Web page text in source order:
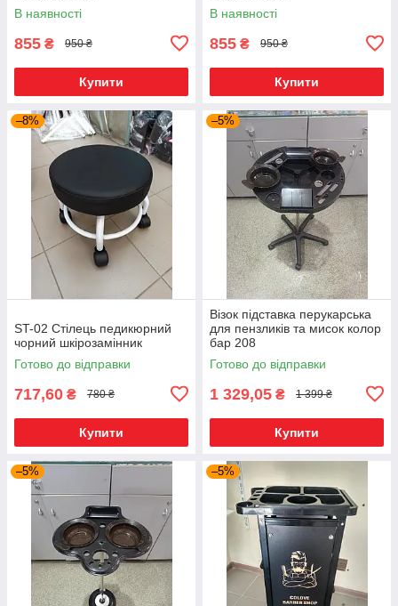
В наявності
855 ₴ 950 ₴
Купити
В наявності
855 ₴ 950 ₴
Купити
–8%
ST-02 Стілець педикюрний
чорний шкірозамінник
Готово до відправки
717,60 ₴ 780 ₴
Купити
–5%
Візок підставка перукарська
для пензликів та мисок колор
бар 208
Готово до відправки
1 329,05 ₴ 1 399 ₴
Купити
–5% –5%